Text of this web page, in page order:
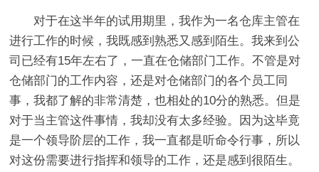
对于在这半年的试用期里，我作为一名仓库主管在
进行工作的时候，我既感到熟悉又感到陌生。我来到公
司已经有15年左右了，一直在仓储部门工作。不管是对
仓储部门的工作内容，还是对仓储部门的各个员工同
事，我都了解的非常清楚，也相处的10分的熟悉。但是
对于当主管这件事情，我却没有太多经验。因为这毕竟
是一个领导阶层的工作，我一直都是听命令行事，所以
对这份需要进行指挥和领导的工作，还是感到很陌生。